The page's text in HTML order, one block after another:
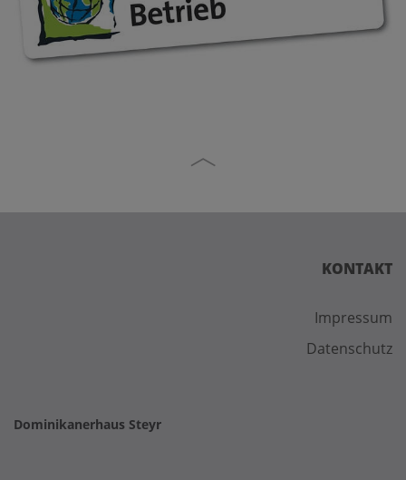
KONTAKT
Impressum
Datenschutz
Dominikanerhaus Steyr